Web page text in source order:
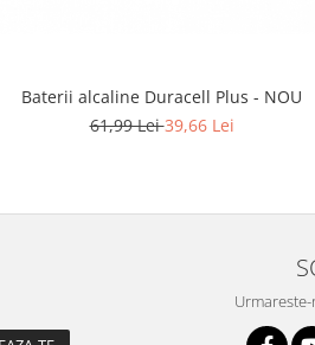
Baterii alcaline Duracell Plus - NOU
61,99 Lei39,66 Lei